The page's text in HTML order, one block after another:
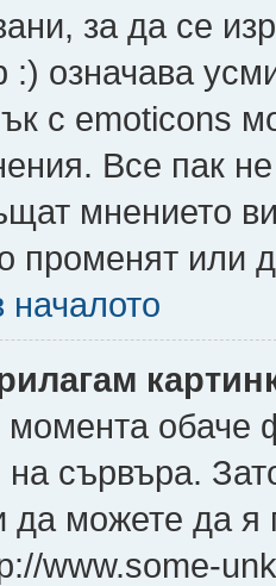
за да се
:) означава
с emoticons
Все пак
мнението
променят или
началото
обаче
на сървъра.
да можете да
www.some-